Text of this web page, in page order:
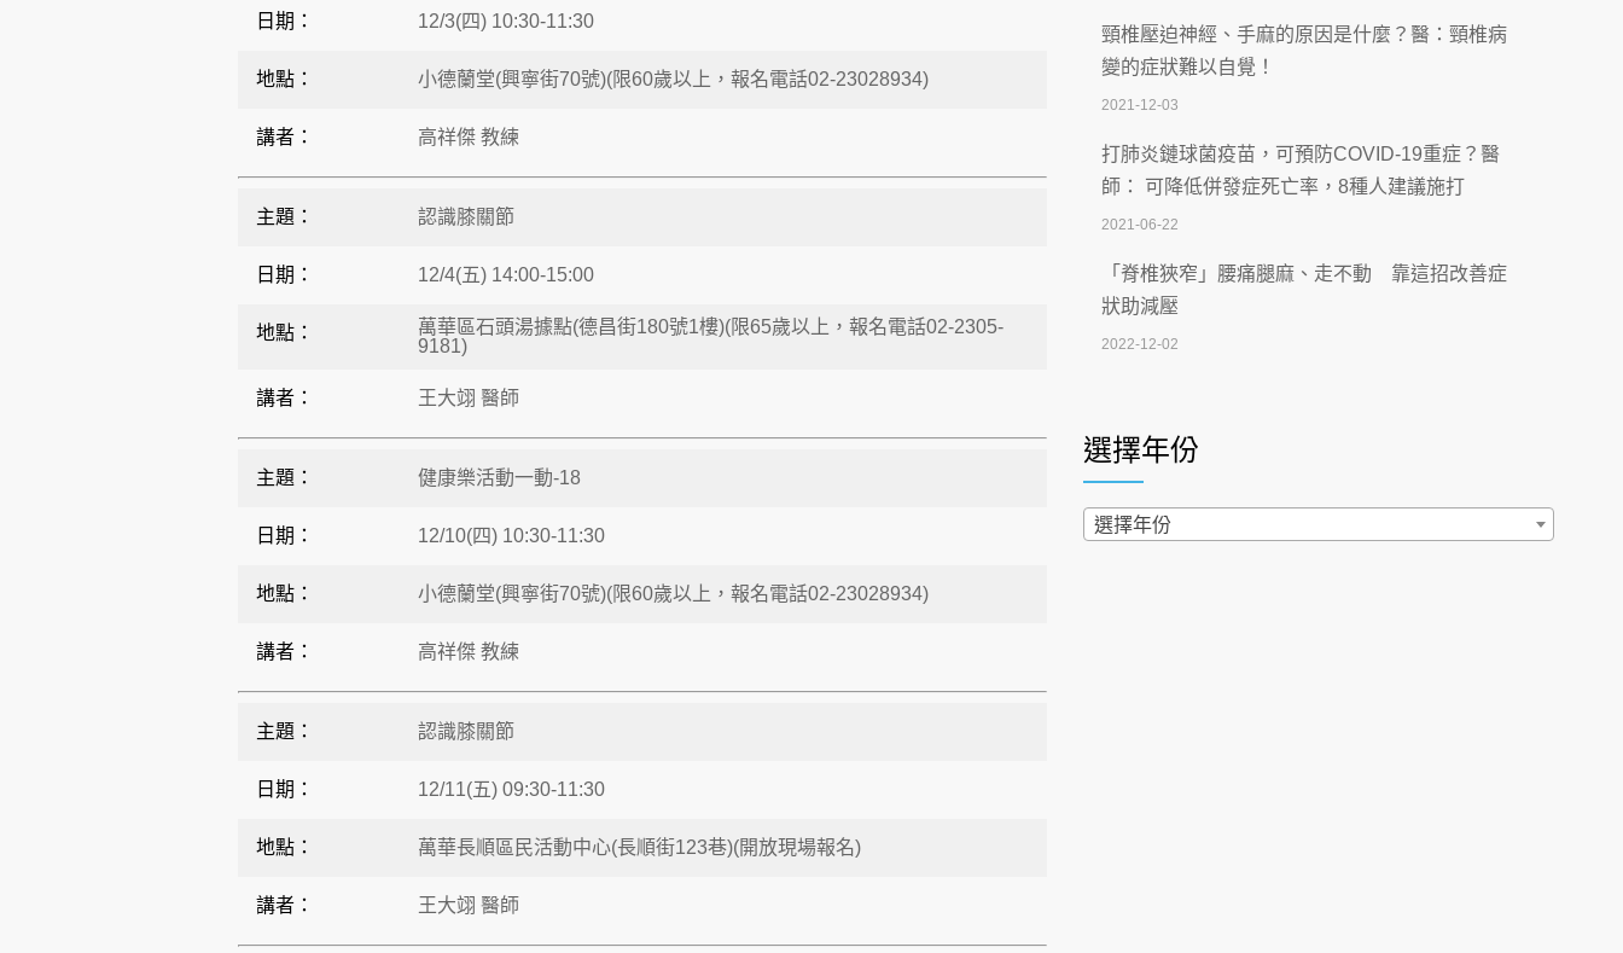
日期： 12/3(四) 10:30-11:30
地點： 小德蘭堂(興寧街70號)(限60歲以上，報名電話02-23028934)
講者： 高祥傑 教練
主題： 認識膝關節
日期： 12/4(五) 14:00-15:00
地點：
萬華區石頭湯據點(德昌街180號1樓)(限65歲以上，報名電話02-2305-
9181)
講者： 王大翊 醫師
主題： 健康樂活動一動-18
日期： 12/10(四) 10:30-11:30
地點： 小德蘭堂(興寧街70號)(限60歲以上，報名電話02-23028934)
講者： 高祥傑 教練
主題： 認識膝關節
日期： 12/11(五) 09:30-11:30
地點： 萬華長順區民活動中心(長順街123巷)(開放現場報名)
講者： 王大翊 醫師
深耕萬華55年 西園醫院回顧發展歷程與智慧
醫療布局
2026-07-06
【115年臺北市「防癌保衛戰：健康好禮一手
刮」】 宣導
2026-07-02
【無菸城市】 宣導
2026-07-02
4連霸議員黃秋澤癌逝！食道癌為何奪命快？
西園醫院55周年 7／10捐血公益活動 邀民眾
熱血響應
2026-06-30
頸椎壓迫神經、手麻的原因是什麼？醫：頸椎病
變的症狀難以自覺！
2021-12-03
打肺炎鏈球菌疫苗，可預防COVID-19重症？醫
師： 可降低併發症死亡率，8種人建議施打
2021-06-22
「脊椎狹窄」腰痛腿麻、走不動 靠這招改善症
狀助減壓
2022-12-02
2022-02-17
過量維生素D和鈣恐罹癌? 醫師釋疑：搞懂4原則
不怕補錯
選擇年份
選擇年份